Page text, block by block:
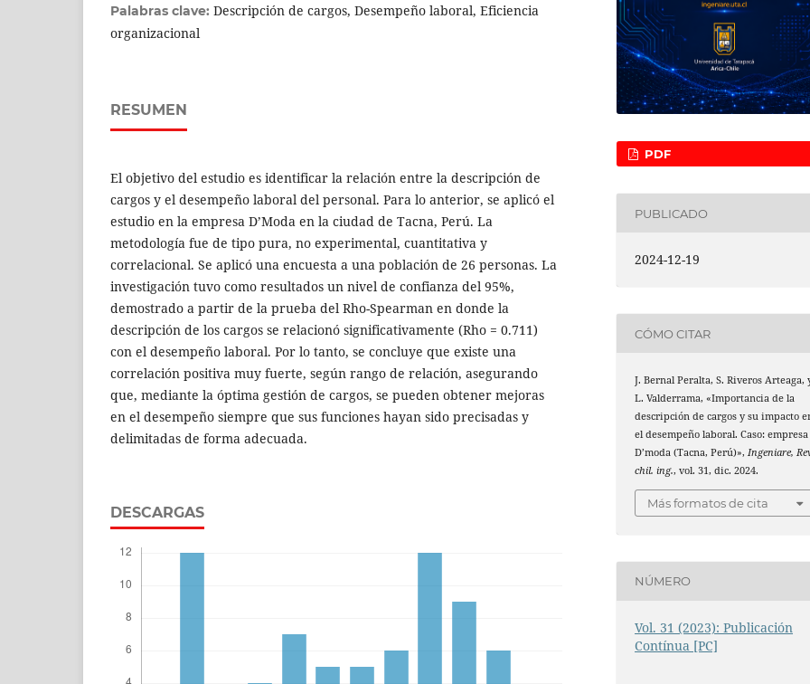
Palabras clave: Descripción de cargos, Desempeño laboral, Eficiencia
organizacional
RESUMEN
El objetivo del estudio es identificar la relación entre la descripción de
cargos y el desempeño laboral del personal. Para lo anterior, se aplicó el
estudio en la empresa D’Moda en la ciudad de Tacna, Perú. La
metodología fue de tipo pura, no experimental, cuantitativa y
correlacional. Se aplicó una encuesta a una población de 26 personas. La
investigación tuvo como resultados un nivel de confianza del 95%,
demostrado a partir de la prueba del Rho-Spearman en donde la
descripción de los cargos se relacionó significativamente (Rho = 0.711)
con el desempeño laboral. Por lo tanto, se concluye que existe una
correlación positiva muy fuerte, según rango de relación, asegurando
que, mediante la óptima gestión de cargos, se pueden obtener mejoras
en el desempeño siempre que sus funciones hayan sido precisadas y
delimitadas de forma adecuada.
DESCARGAS
PDF
PUBLICADO
2024-12-19
CÓMO CITAR
J. Bernal Peralta, S. Riveros Arteaga,
L. Valderrama, «Importancia de la
descripción de cargos y su impacto
el desempeño laboral. Caso: empresa
D’moda (Tacna, Perú)»,Ingeniare,
chil. ing., vol. 31, dic. 2024.
Más formatos de cita
NÚMERO
Vol. 31 (2023): Publicación
Contínua [PC]